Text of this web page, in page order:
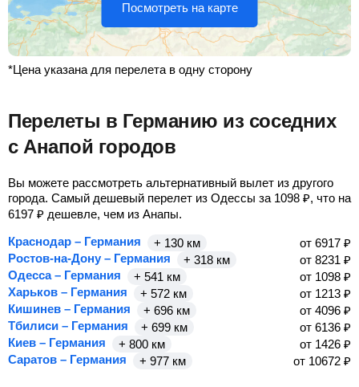
Посмотреть на карте
*Цена указана для перелета в одну сторону
Перелеты в Германию из соседних
с Анапой городов
Вы можете рассмотреть альтернативный вылет из другого
города. Самый дешевый перелет из Одессы за 1098 ₽, что на
6197 ₽ дешевле, чем из Анапы.
Краснодар – Германия
+ 130 км от 6917 ₽
Ростов-на-Дону – Германия
+ 318 км от 8231 ₽
Одесса – Германия
+ 541 км от 1098 ₽
Харьков – Германия
+ 572 км от 1213 ₽
Кишинев – Германия
+ 696 км от 4096 ₽
Тбилиси – Германия
+ 699 км от 6136 ₽
Киев – Германия
+ 800 км от 1426 ₽
Саратов – Германия
+ 977 км от 10672 ₽